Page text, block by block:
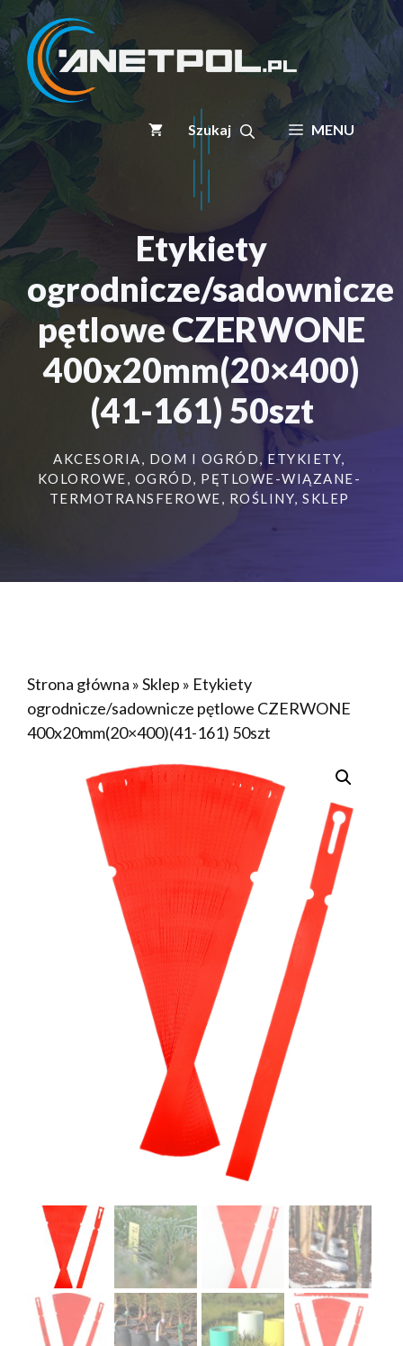
Przejdź
do
treści
MENU
Etykiety
ogrodnicze/sadownicze
pętlowe CZERWONE
400x20mm(20×400)
(41-161) 50szt
AKCESORIA, DOM I OGRÓD, ETYKIETY,
KOLOROWE, OGRÓD, PĘTLOWE-WIĄZANE-
TERMOTRANSFEROWE, ROŚLINY, SKLEP
Strona główna »Sklep » Etykiety
ogrodnicze/sadownicze pętlowe CZERWONE
400x20mm(20×400)(41-161) 50szt